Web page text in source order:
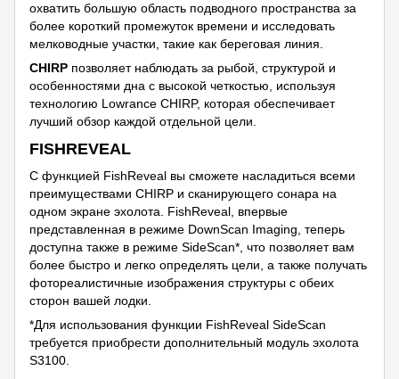
охватить большую область подводного пространства за
более короткий промежуток времени и исследовать
мелководные участки, такие как береговая линия.
CHIRP позволяет наблюдать за рыбой, структурой и
особенностями дна с высокой четкостью, используя
технологию Lowrance CHIRP, которая обеспечивает
лучший обзор каждой отдельной цели.
FISHREVEAL
С функцией FishReveal вы сможете насладиться всеми
преимуществами CHIRP и сканирующего сонара на
одном экране эхолота. FishReveal, впервые
представленная в режиме DownScan Imaging, теперь
доступна также в режиме SideScan*, что позволяет вам
более быстро и легко определять цели, а также получать
фотореалистичные изображения структуры с обеих
сторон вашей лодки.
*Для использования функции FishReveal SideScan
требуется приобрести дополнительный модуль эхолота
S3100.